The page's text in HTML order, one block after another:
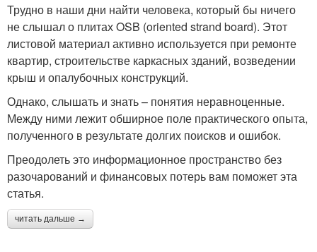
Трудно в наши дни найти человека, который бы ничего
не слышал о плитах OSB (oriented strand board). Этот
листовой материал активно используется при ремонте
квартир, строительстве каркасных зданий, возведении
крыш и опалубочных конструкций.
Однако, слышать и знать – понятия неравноценные.
Между ними лежит обширное поле практического опыта,
полученного в результате долгих поисков и ошибок.
Преодолеть это информационное пространство без
разочарований и финансовых потерь вам поможет эта
статья.
читать дальше →